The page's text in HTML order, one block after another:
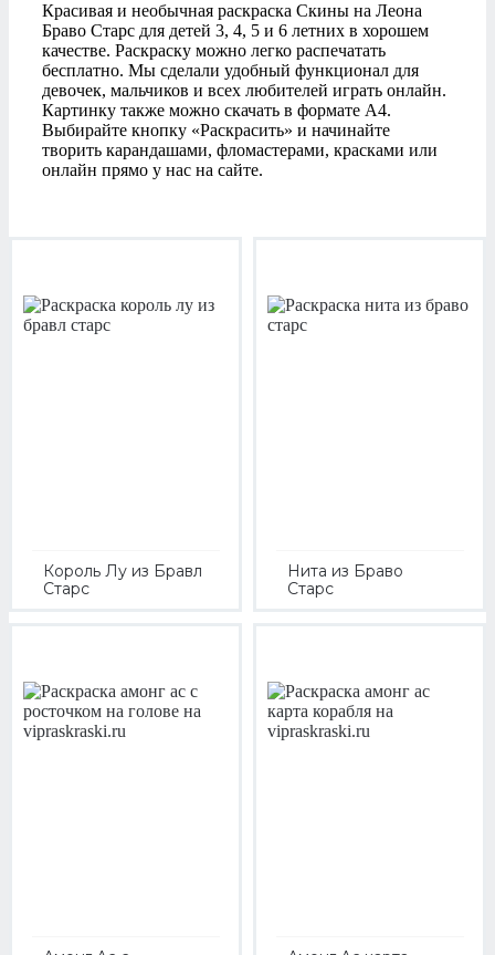
Красивая и необычная раскраска Скины на Леона
Браво Старс для детей 3, 4, 5 и 6 летних в хорошем
качестве. Раскраску можно легко распечатать
бесплатно. Мы сделали удобный функционал для
девочек, мальчиков и всех любителей играть онлайн.
Картинку также можно скачать в формате А4.
Выбирайте кнопку «Раскрасить» и начинайте
творить карандашами, фломастерами, красками или
онлайн прямо у нас на сайте.
Король Лу из Бравл
Старс
Нита из Браво
Старс